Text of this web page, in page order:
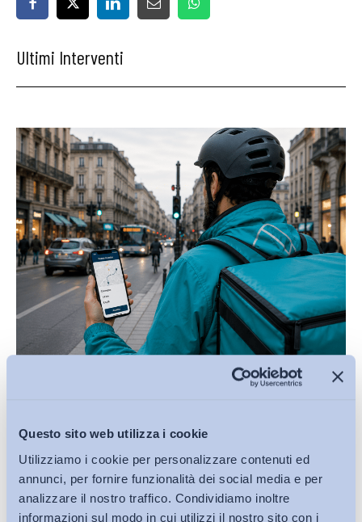
Questo sito web utilizza i cookie
Utilizziamo i cookie per personalizzare contenuti ed
annunci, per fornire funzionalità dei social media e per
analizzare il nostro traffico. Condividiamo inoltre
informazioni sul modo in cui utilizzi il nostro sito con i
Ultimi Interventi
Lavoro mediante piattaforma digitale: uno schema di
diGiada Benincasa